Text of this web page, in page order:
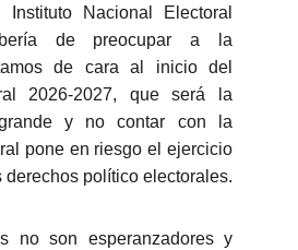
Nacional Electoral
de preocupar a la
de cara al inicio del
2026-2027, que será la
y no contar con la
pone en riesgo el ejercicio
derechos político electorales.
no son esperanzadores y